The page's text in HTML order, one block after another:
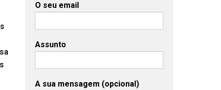
O seu email
Assunto
A sua mensagem (opcional)